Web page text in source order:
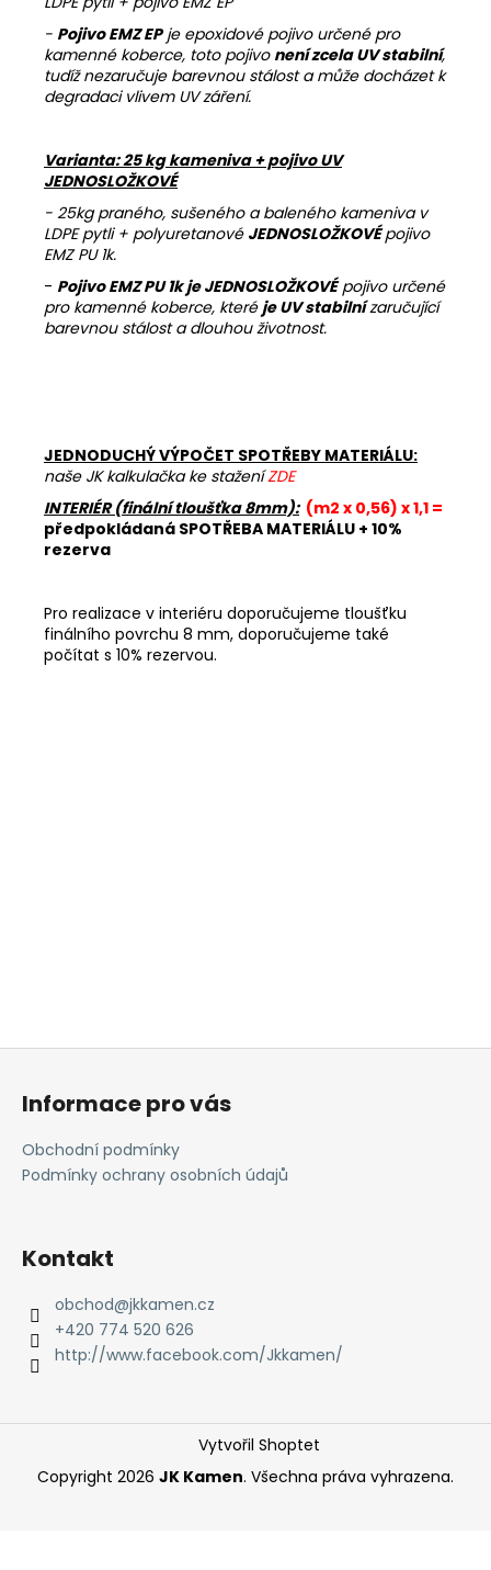
- Pojivo EMZ EPje epoxidové pojivo určené pro
kamenné koberce, toto pojivo není zcela UV stabilní,
tudíž nezaručuje barevnou stálost a může docházet k
degradaci vlivem UV záření.
Varianta: 25 kg kameniva + pojivo UV
JEDNOSLOŽKOVÉ
- 25kg praného, sušeného a baleného kameniva v
LDPE pytli + polyuretanové JEDNOSLOŽKOVÉpojivo
EMZ PU 1k.
- Pojivo EMZ PU 1k je JEDNOSLOŽKOVÉpojivo určené
pro kamenné koberce, které je UV stabilnízaručující
barevnou stálost a dlouhou životnost.
JEDNODUCHÝ VÝPOČET SPOTŘEBY MATERIÁLU:
naše JK kalkulačka ke staženíZDE
INTERIÉR (finální tloušťka 8mm): (m2 x 0,56) x 1,1 =
předpokládaná SPOTŘEBA MATERIÁLU + 10%
rezerva
Pro realizace v interiéru doporučujeme tloušťku
finálního povrchu 8 mm, doporučujeme také
počítat s 10% rezervou.
Z
Informace pro vás
Obchodní podmínky
Podmínky ochrany osobních údajů
Kontakt
obchod@jkkamen.cz
+420 774 520 626
http://www.facebook.com/Jkkamen/
Vytvořil Shoptet
Copyright 2026 JK Kamen. Všechna práva vyhrazena.